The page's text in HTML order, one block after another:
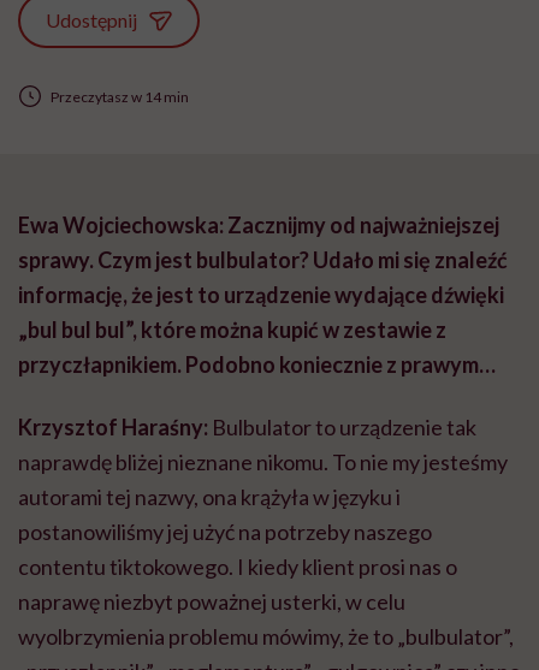
Udostępnij
Przeczytasz w 14 min
Ewa Wojciechowska: Zacznijmy od najważniejszej
sprawy. Czym jest bulbulator? Udało mi się znaleźć
informację, że jest to urządzenie wydające dźwięki
„bul bul bul”, które można kupić w zestawie z
przyczłapnikiem. Podobno koniecznie z prawym…
Krzysztof Haraśny: Bulbulator to urządzenie tak
naprawdę bliżej nieznane nikomu. To nie my jesteśmy
autorami tej nazwy, ona krążyła w języku i
postanowiliśmy jej użyć na potrzeby naszego
contentu tiktokowego. I kiedy klient prosi nas o
naprawę niezbyt poważnej usterki, w celu
wyolbrzymienia problemu mówimy, że to „bulbulator”,